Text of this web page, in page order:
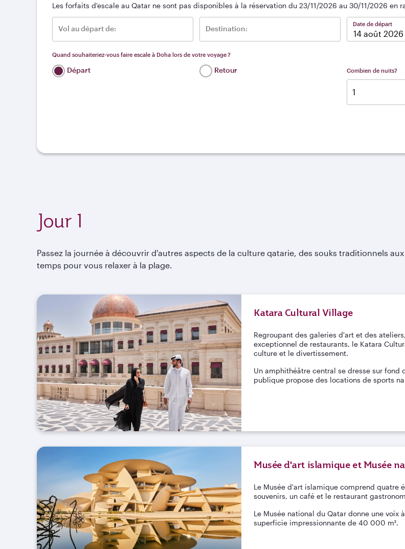
Les forfaits d'escale au Qatar ne sont pas disponibles à la réservation du 23/11/2026 au 30/11/2026 en
Vol au départ de: Destination:
Date de départ
Quand souhaiteriez-vous faire escale à Doha lors de votre voyage ?
Départ Retour Combien de nuits?
Jour 1
Passez la journée à découvrir d'autres aspects de la culture qatarie, des souks traditionnels
temps pour vous relaxer à la plage.
Katara Cultural Village
Regroupant des galeries d'art et des
exceptionnel de restaurants, le Katara
culture et le divertissement.
Un amphithéâtre central se dresse sur
publique propose des locations de sports
Musée d'art islamique et Musée
Le Musée d'art islamique comprend quatre
souvenirs, un café et le restaurant
Le Musée national du Qatar donne une
superficie impressionnante de 40 000 m².